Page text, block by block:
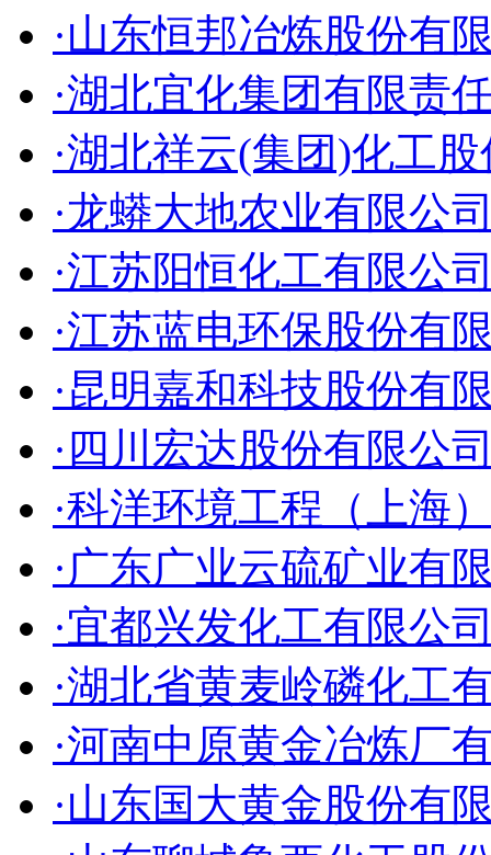
·山东恒邦冶炼股份有
·湖北宜化集团有限责
·湖北祥云(集团)化工
·龙蟒大地农业有限公
·江苏阳恒化工有限公
·江苏蓝电环保股份有
·昆明嘉和科技股份有
·四川宏达股份有限公
·科洋环境工程（上海
·广东广业云硫矿业有
·宜都兴发化工有限公
·湖北省黄麦岭磷化工
·河南中原黄金冶炼厂
·山东国大黄金股份有